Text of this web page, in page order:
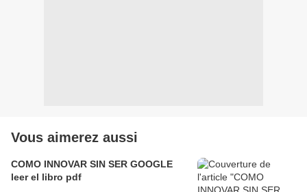
Vous aimerez aussi
COMO INNOVAR SIN SER GOOGLE
leer el libro pdf